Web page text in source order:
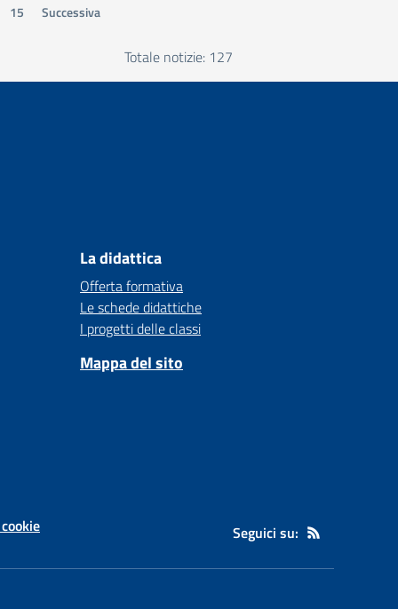
15 Successiva
Totale notizie: 127
La didattica
Offerta formativa
Le schede didattiche
I progetti delle classi
Mappa del sito
Seguici su: